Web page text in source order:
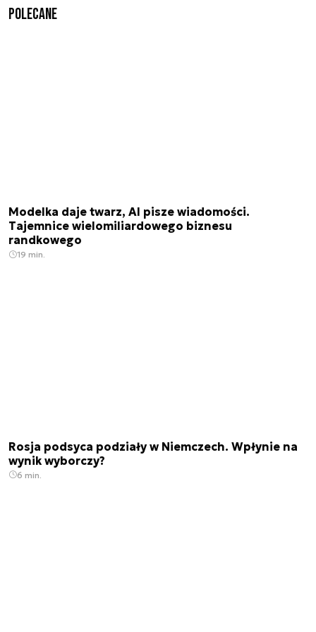
Polecane
Modelka daje twarz, AI pisze wiadomości.
Tajemnice wielomiliardowego biznesu
randkowego
19 min.
Rosja podsyca podziały w Niemczech. Wpłynie na
wynik wyborczy?
6 min.